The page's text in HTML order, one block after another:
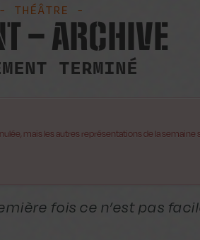
- THÉÂTRE -
– ARCHIVE
TERMINÉ
mais les autres représentations de la
fois ce n’est pas